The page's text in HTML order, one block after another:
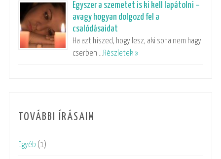
Egyszer a szemetet is ki kell lapátolni –
avagy hogyan dolgozd fel a
csalódásaidat
Ha azt hiszed, hogy lesz, aki soha nem hagy
cserben …Részletek »
TOVÁBBI ÍRÁSAIM
Egyéb (1)